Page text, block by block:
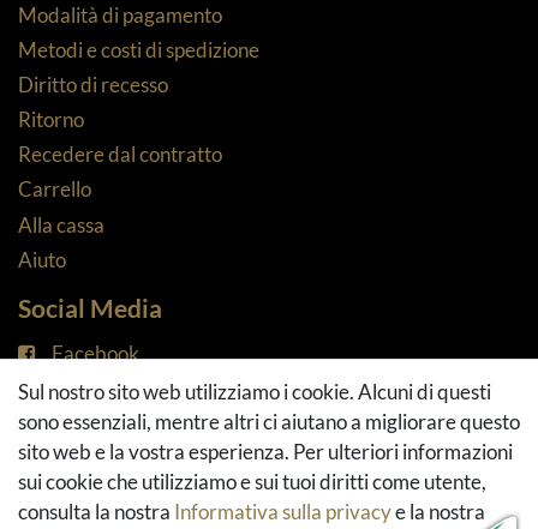
Modalità di pagamento
Metodi e costi di spedizione
Diritto di recesso
Ritorno
Recedere dal contratto
Carrello
Alla cassa
Aiuto
Social Media
Facebook
Instagram
Pinterest
Youtube
Houzz
Sul nostro sito web utilizziamo i cookie. Alcuni di questi
sono essenziali, mentre altri ci aiutano a migliorare questo
sito web e la vostra esperienza. Per ulteriori informazioni
sui cookie che utilizziamo e sui tuoi diritti come utente,
consulta la nostra Informativa sulla privacye la nostra